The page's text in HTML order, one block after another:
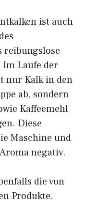
ist auch
reibungslose
Laufe der
nur Kalk in den
ab, sondern
Kaffeemehl
Diese
Maschine und
negativ.
die von
Produkte.